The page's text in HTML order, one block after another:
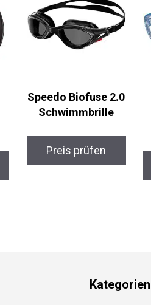
Speedo Biofuse 2.0
Schwimmbrille
Preis prüfen
Kategorien